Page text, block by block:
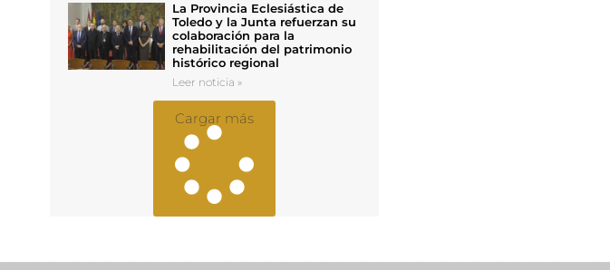
La Provincia Eclesiástica de
Toledo y la Junta refuerzan su
colaboración para la
rehabilitación del patrimonio
histórico regional
Leer noticia »
Cargar más